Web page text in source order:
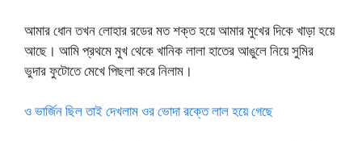
আমার ধোন তখন লোহার রডের মত শক্ত হয়ে আমার মুখের দিকে খাড়া হয়ে
আছে। আমি প্রথমে মুখ থেকে খানিক লালা হাতের আঙুলে নিয়ে সুমির
ভুদার ফুটোতে মেখে পিছলা করে নিলাম।
ও ভার্জিন ছিল তাই দেখলাম ওর ভোদা রক্তে লাল হয়ে গেছে